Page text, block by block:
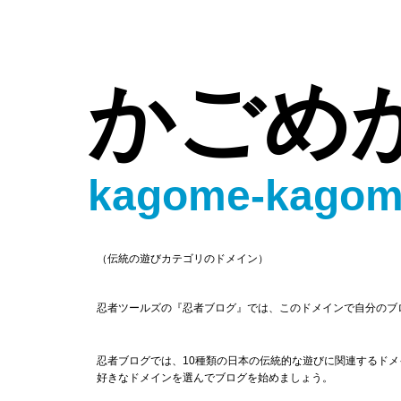
かごめ
kagome-
（伝統の遊びカテゴリのドメイン）
忍者ツールズの『忍者ブログ』では、このドメインで自分の
忍者ブログでは、10種類の日本の伝統的な遊びに関連するド
好きなドメインを選んでブログを始めましょう。